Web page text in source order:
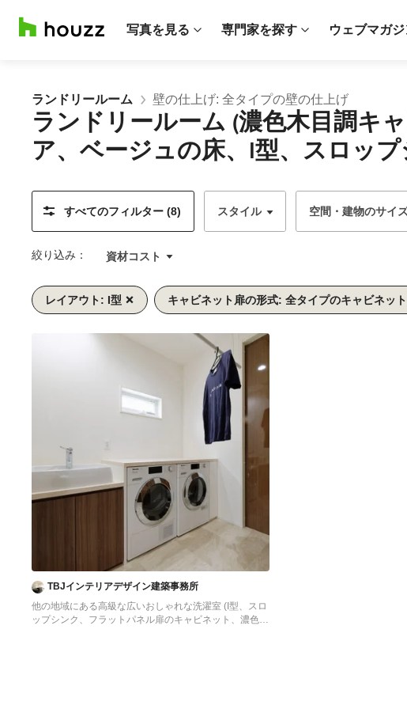
写真を見る 専門家を探す ウェブマガ
ランドリールーム 壁の仕上げ: 全タイプの壁の仕上げ
ランドリールーム (濃色木目調キ
ア、ベージュの床、I型、スロッ
すべてのフィルター (8) スタイル 空間・建物のサイ
絞り込み： 資材コスト
レイアウト: I型 キャビネット扉の形式: 全タイプのキャビネッ
TBJインテリアデザイン建築事務所
他の地域にある高級な広いおしゃれな洗濯室 (I型、スロ
ップシンク、フラットパネル扉のキャビネット、濃色木